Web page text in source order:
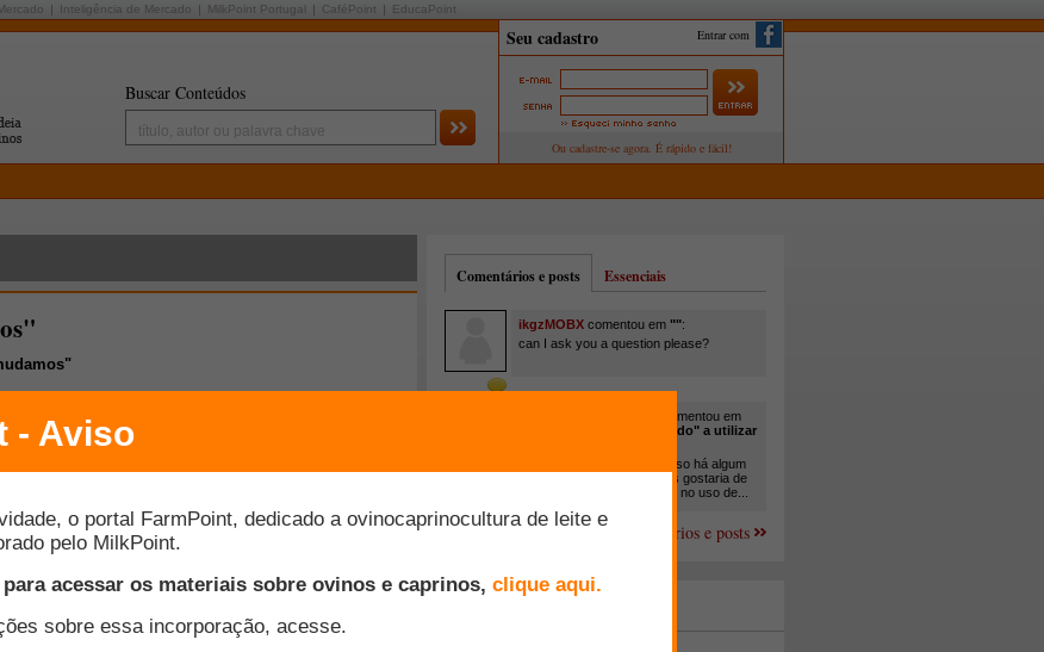
Inteligência de Mercado MilkPoint Portugal CaféPoint EducaPoint
Buscar Conteúdos
Entrar com
comentados Melhor avaliados
A atividade trouxe-me alegrias, prazer, lucros,
nos problemas que tive, o saldo foi muito bom.
recomeçaria minha criação da mesma forma. Agora
viabilidade econômica, comercial e de aceitação do
Comentários e posts Essenciais
ikgzMOBX comentou em "":
can I ask you a question please?
comentou em
"Você está sendo "obrigado" a utilizar
Em minha propriedade, já uso há algum
tempo cana com ureia, mas gostaria de
um melhor aprofundamento no uso de...
Mais comentários e posts